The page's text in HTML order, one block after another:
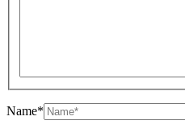
Name*